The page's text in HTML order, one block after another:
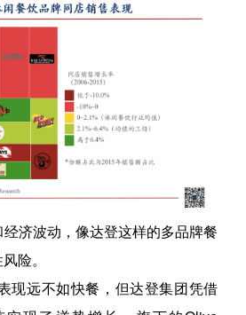
济波动，像达登这样的多品牌餐
险。
现远不如快餐，但达登集团凭借